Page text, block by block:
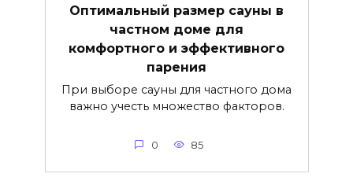
Оптимальный размер сауны в
частном доме для
комфортного и эффективного
парения
При выборе сауны для частного дома
важно учесть множество факторов.
0 85